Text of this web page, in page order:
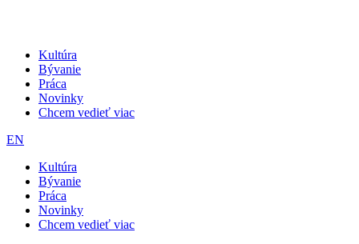
Kultúra
Bývanie
Práca
Novinky
Chcem vedieť viac
EN
Kultúra
Bývanie
Práca
Novinky
Chcem vedieť viac